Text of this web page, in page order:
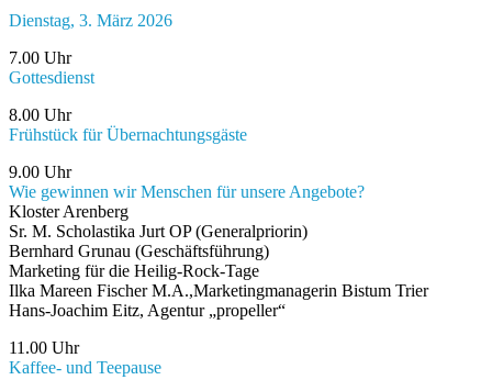
Dienstag, 3. März 2026
7.00 Uhr
Gottesdienst
8.00 Uhr
Frühstück für Übernachtungsgäste
9.00 Uhr
Wie gewinnen wir Menschen für unsere Angebote?
Kloster Arenberg
Sr. M. Scholastika Jurt OP (Generalpriorin)
Bernhard Grunau (Geschäftsführung)
Marketing für die Heilig-Rock-Tage
Ilka Mareen Fischer M.A.,Marketingmanagerin Bistum Trier
Hans-Joachim Eitz, Agentur „propeller“
11.00 Uhr
Kaffee- und Teepause